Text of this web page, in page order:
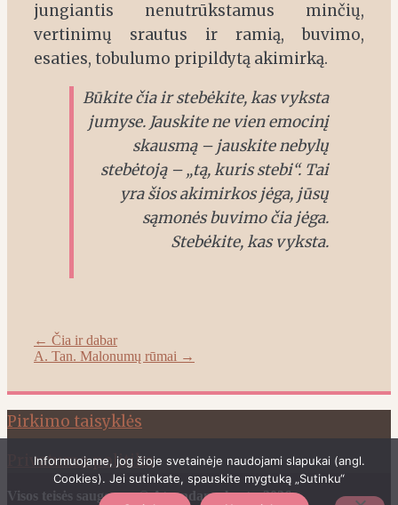
jungiantis nenutrūkstamus minčių,
vertinimų srautus ir ramią, buvimo,
esaties, tobulumo pripildytą akimirką.
Būkite čia ir stebėkite, kas vyksta
jumyse. Jauskite ne vien emocinį
skausmą – jauskite nebylų
stebėtoją – „tą, kuris stebi“. Tai
yra šios akimirkos jėga, jūsų
sąmonės buvimo čia jėga.
Stebėkite, kas vyksta.
Post
navigation
← Čia ir dabar
A. Tan. Malonumų rūmai →
Pirkimo taisyklės
Privatumo politika
Visos teisės saugomos © Atrandame kartu-2026
Informuojame, jog šioje svetainėje naudojami slapukai (angl.
Cookies). Jei sutinkate, spauskite mygtuką „Sutinku“